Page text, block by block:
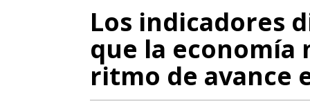
Los indicadores
que la economía
ritmo de avance